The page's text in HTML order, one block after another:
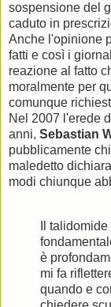
sospensione del
caduto in
Anche l'opinione
fatti e così i
reazione al fatto
moralmente per
comunque
Nel 2007 l'erede
anni, Sebastian
pubblicamente
maledetto
modi chiunque
Il
è
mi fa
quando e